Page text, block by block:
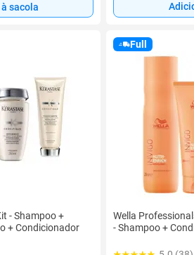
sacola
- Shampoo +
+ Condicionador
Full
Wella
- Shampoo +